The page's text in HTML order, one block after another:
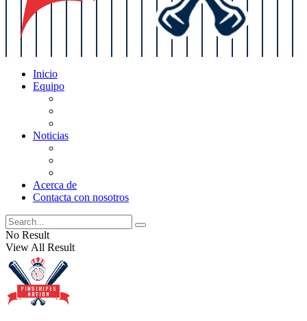
Inicio
Equipo
Noticias
Acerca de
Contacta con nosotros
No Result
View All Result